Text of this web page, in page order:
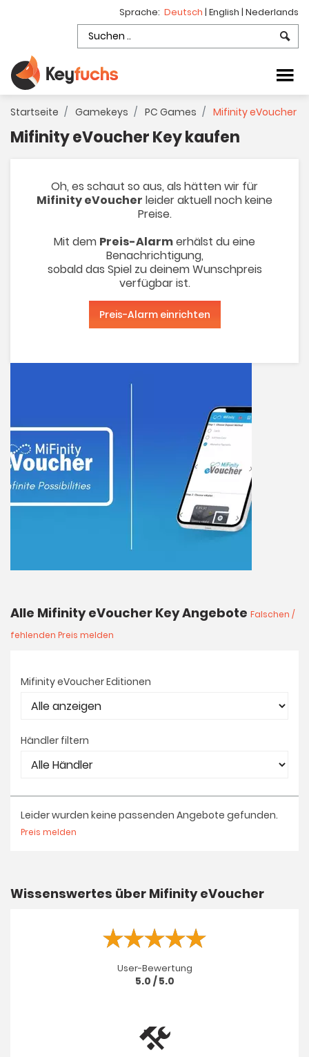
Sprache: Deutsch | English | Nederlands
Startseite Gamekeys PC Games Mifinity eVoucher
Mifinity eVoucher Key kaufen
Oh, es schaut so aus, als hätten wir für
Mifinity eVoucher leider aktuell noch keine
Preise.
Mit dem Preis-Alarmerhälst du eine
Benachrichtigung,
sobald das Spiel zu deinem Wunschpreis
verfügbar ist.
Preis-Alarm einrichten
Alle Mifinity eVoucher Key Angebote Falschen /
fehlenden Preis melden
Mifinity eVoucher Editionen
Händler filtern
Leider wurden keine passenden Angebote gefunden.
Preis melden
Wissenswertes über Mifinity eVoucher
User-Bewertung
5.0 / 5.0